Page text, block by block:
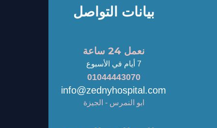
بيانات التواصل
نعمل 24 ساعة
7 أيام في الأسبوع
01044443070
info@zednyhospital.com
ابو النمرس - الجيزة